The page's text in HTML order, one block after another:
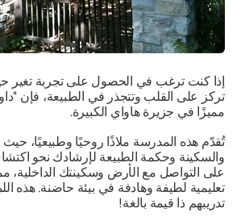
إذا كنت ترغب في الحصول على تجربة تغير
تركز على القلب وتتجذر في الطبيعة، فإن "داو
مميزًا في جزيرة هاواي الكبيرة.
تُقدّم هذه المدرسة ملاذًا روحيًا وطبيعيًا، حيث
والسكينة وحكمة الطبيعة لإرشادك نحو
على التواصل مع الأرض وسكينتك الداخلية،
تعليمية لطيفة وهادفة في بيئة حاضنة. هذه
تدريبهم ذا قيمة بالغة!